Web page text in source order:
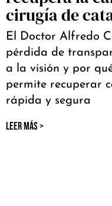
cirugía de
El Doctor Alfredo
pérdida de
a la visión y por
permite recuperar
rápida y segura
LEER MÁS >